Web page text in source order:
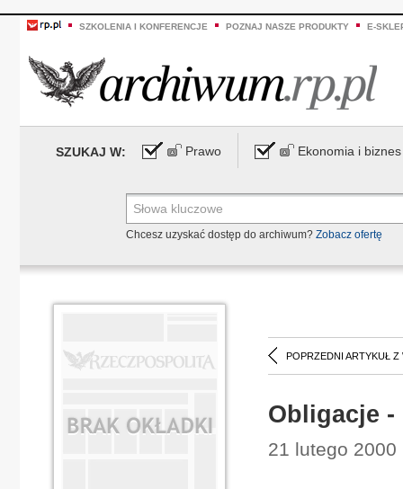
SZKOLENIA I KONFERENCJE POZNAJ NASZE PRODUKTY E-
SZUKAJ W: Prawo Ekonomia i biznes
Chcesz uzyskać dostęp do archiwum? Zobacz ofertę
POPRZEDNI ARTYKUŁ Z
Obligacje
21 lutego 2000